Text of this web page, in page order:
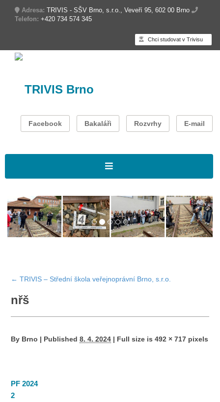
Adresa: TRIVIS - SŠV Brno, s.r.o., Veveří 95, 602 00 Brno
Telefon: +420 734 574 345
Chci studovat v Trivisu
TRIVIS Brno
Facebook Bakaláři Rozvrhy E-mail
← TRIVIS – Střední škola veřejnoprávní Brno, s.r.o.
nřš
By Brno | Published 8. 4. 2024 | Full size is492 × 717 pixels
PF 2024
2